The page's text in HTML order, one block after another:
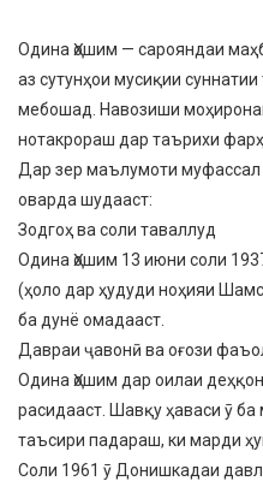
Одина Ҳошим — сарояндаи
аз сутунҳои мусиқии
мебошад. Навозиши
нотакрораш дар таърихи
​Дар зер маълумоти
оварда шудааст:
​Зодгоҳ ва соли таваллуд
​Одина Ҳошим 13 июни соли
(ҳоло дар ҳудуди ноҳияи
ба дунё омадааст.
​Давраи ҷавонӣ ва оғози
​Одина Ҳошим дар оилаи
расидааст. Шавқу ҳаваси ӯ ба
таъсири падараш, ки марди
​Соли 1961 ӯ Донишкадаи